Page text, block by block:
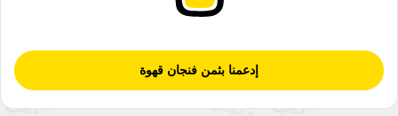
إدعمنا بثمن فنجان قهوة